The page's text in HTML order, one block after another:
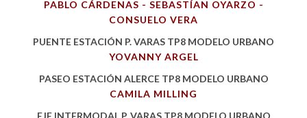
PABLO CÁRDENAS - SEBASTÍAN OYARZO -
CONSUELO VERA
PUENTE ESTACIÓN P. VARAS TP8 MODELO URBANO
YOVANNY ARGEL
PASEO ESTACIÓN ALERCE TP8 MODELO URBANO
CAMILA MILLING